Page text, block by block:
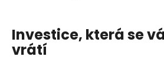
Investice, která se
vrátí